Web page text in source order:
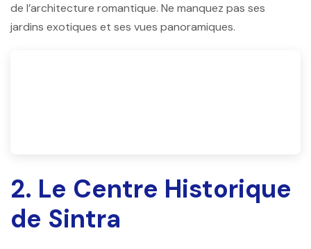
de l’architecture romantique. Ne manquez pas ses
jardins exotiques et ses vues panoramiques.
2. Le Centre Historique
de Sintra